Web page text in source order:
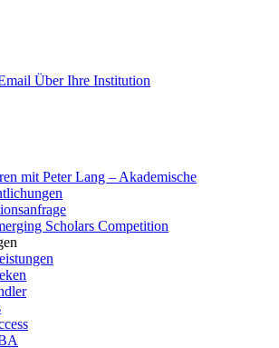
Über Ihre Institution
mit Peter Lang – Akademische
Scholars Competition